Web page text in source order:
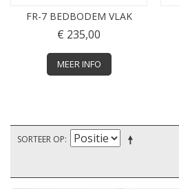
FR-7 BEDBODEM VLAK
€ 235,00
MEER INFO
SORTEER OP